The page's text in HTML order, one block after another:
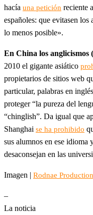
hacía una petición reciente
españoles: que evitasen
lo menos posible».
En China los anglicismos
2010 el gigante asiático
propietarios de sitios web
particular, palabras en
proteger “la pureza del
“chinglish”. Da igual que
Shanghai se ha prohibido
sus alumnos en ese idioma
desaconsejan en las
Imagen | Rodnae
–
La noticia